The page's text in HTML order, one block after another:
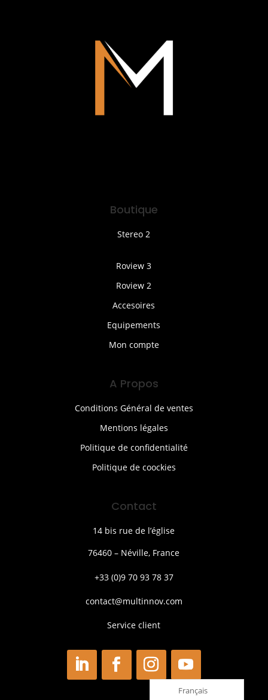
Boutique
Stereo 2
Roview 3
Roview 2
Accesoires
Equipements
Mon compte
A Propos
Conditions Général de ventes
Mentions légales
Politique de confidentialité
Politique de coockies
Contact
14 bis rue de l’église
76460 – Néville, France
+33 (0)9 70 93 78 37
contact@multinnov.com
Service client
Français